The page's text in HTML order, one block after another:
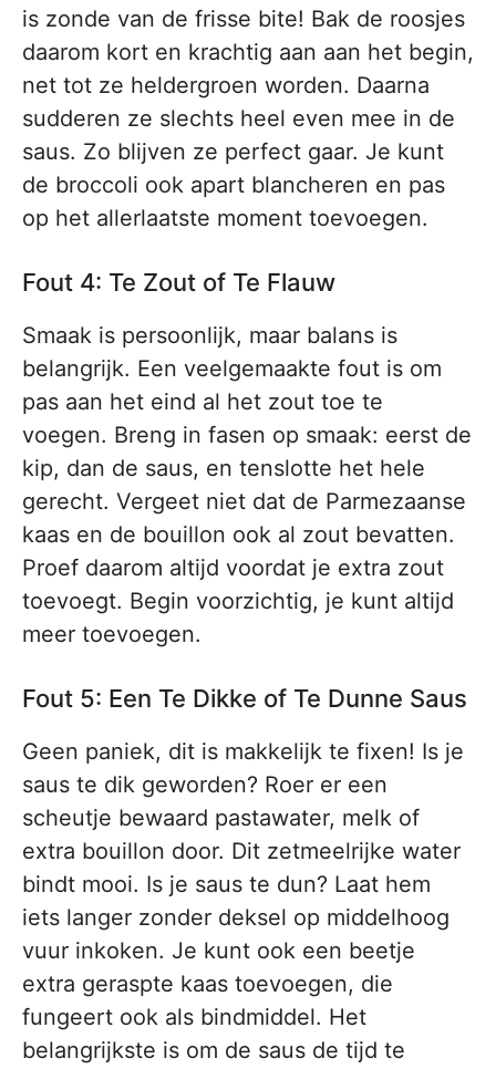
is zonde van de frisse bite! Bak de roosjes
daarom kort en krachtig aan aan het begin,
net tot ze heldergroen worden. Daarna
sudderen ze slechts heel even mee in de
saus. Zo blijven ze perfect gaar. Je kunt
de broccoli ook apart blancheren en pas
op het allerlaatste moment toevoegen.
Fout 4: Te Zout of Te Flauw
Smaak is persoonlijk, maar balans is
belangrijk. Een veelgemaakte fout is om
pas aan het eind al het zout toe te
voegen. Breng in fasen op smaak: eerst de
kip, dan de saus, en tenslotte het hele
gerecht. Vergeet niet dat de Parmezaanse
kaas en de bouillon ook al zout bevatten.
Proef daarom altijd voordat je extra zout
toevoegt. Begin voorzichtig, je kunt altijd
meer toevoegen.
Fout 5: Een Te Dikke of Te Dunne Saus
Geen paniek, dit is makkelijk te fixen! Is je
saus te dik geworden? Roer er een
scheutje bewaard pastawater, melk of
extra bouillon door. Dit zetmeelrijke water
bindt mooi. Is je saus te dun? Laat hem
iets langer zonder deksel op middelhoog
vuur inkoken. Je kunt ook een beetje
extra geraspte kaas toevoegen, die
fungeert ook als bindmiddel. Het
belangrijkste is om de saus de tijd te